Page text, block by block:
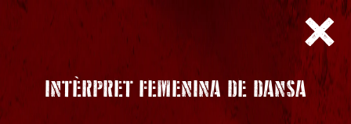
INTÈRPRET FEMENINA DE DANSA